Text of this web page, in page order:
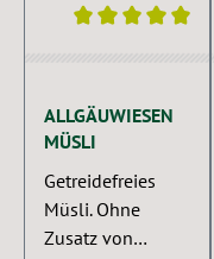
ALLGÄUWIESEN
MÜSLI
Getreidefreies
Müsli. Ohne
Zusatz von